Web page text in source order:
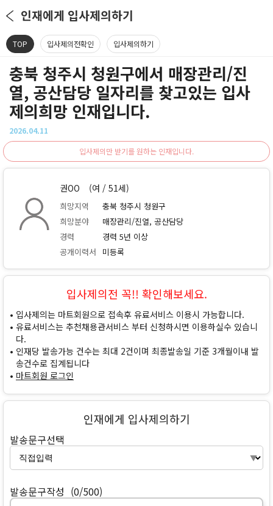
인재에게 입사제의하기
TOP 입사제의전확인 입사제의하기
충북 청주시 청원구에서 매장관리/진
열, 공산담당 일자리를 찾고있는 입사
제의희망 인재입니다.
2026.04.11
입사제의만 받기를 원하는 인재입니다.
권OO (여 / 51세)
희망지역
충북 청주시 청원구
희망분야
매장관리/진열, 공산담당
경력
경력 5년 이상
공개이력서
미등록
입사제의전 꼭!! 확인해보세요.
입사제의는 마트회원으로 접속후 유료서비스 이용시 가능합니다.
유료서비스는 추천채용관서비스 부터 신청하시면 이용하실수 있습니
다.
인재당 발송가능 건수는 최대 2건이며 최종발송일 기준 3개월이내 발
송건수로 집계됩니다
마트회원 로그인
인재에게 입사제의하기
발송문구선택
발송문구작성 (0/500)